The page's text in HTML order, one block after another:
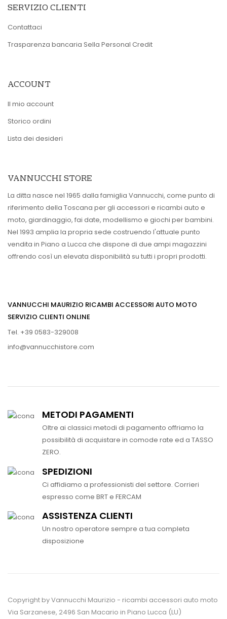
SERVIZIO CLIENTI
Contattaci
Trasparenza bancaria Sella Personal Credit
ACCOUNT
Il mio account
Storico ordini
Lista dei desideri
VANNUCCHI STORE
La ditta nasce nel 1965 dalla famiglia Vannucchi, come punto di
riferimento della Toscana per gli accessori e ricambi auto e
moto, giardinaggio, fai date, modellismo e giochi per bambini.
Nel 1993 amplia la propria sede costruendo l'attuale punto
vendita in Piano a Lucca che dispone di due ampi magazzini
offrendo così un elevata disponibilità su tutti i propri prodotti.
VANNUCCHI MAURIZIO RICAMBI ACCESSORI AUTO MOTO
SERVIZIO CLIENTI ONLINE
Tel. +39 0583-329008
info@vannucchistore.com
METODI PAGAMENTI
Oltre ai classici metodi di pagamento offriamo la
possibilità di acquistare in comode rate ed a TASSO
ZERO.
SPEDIZIONI
Ci affidiamo a professionisti del settore. Corrieri
espresso come BRT e FERCAM
ASSISTENZA CLIENTI
Un nostro operatore sempre a tua completa
disposizione
Copyright by Vannucchi Maurizio - ricambi accessori auto moto
Via Sarzanese, 2496 San Macario in Piano Lucca (LU)